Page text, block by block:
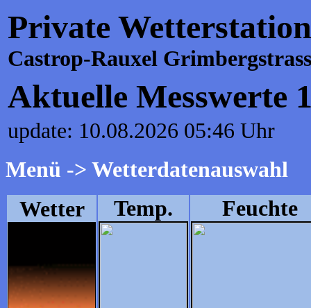
Private Wetterstation
Castrop-Rauxel
Aktuelle Messwerte
update: 10.08.2026 05:46 Uhr
Menü -> Wetterdatenauswahl
Wetter
Temp. Feuchte